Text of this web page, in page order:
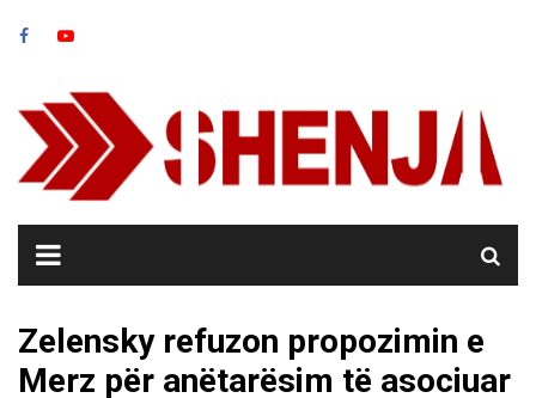
Zelensky refuzon propozimin e
Merz për anëtarësim të asociuar